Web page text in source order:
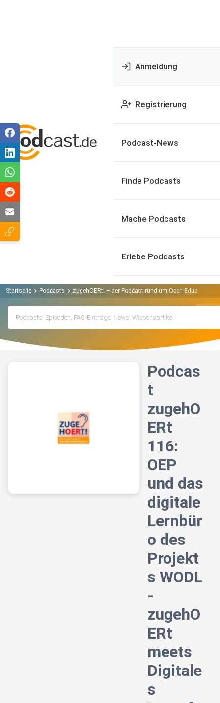
Anmeldung
Registrierung
Podcast-News
Finde Podcasts
Mache Podcasts
Erlebe Podcasts
Startseite Podcasts zugehOERt! – der Podcast rund um Open Educational
Podcas
t
zugehO
ERt
116:
OEP
und das
digitale
Lernbür
o des
Projekt
s WODL
-
zugehO
ERt
meets
Digitale
s